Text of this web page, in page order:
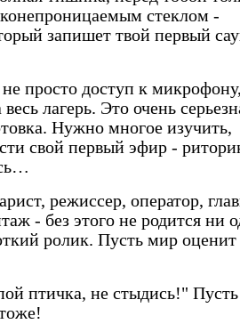
стеклом -
запишет твой первый
просто доступ к
лагерь. Это очень
Нужно многое изучить,
свой первый эфир -
режиссер, оператор,
- без этого не родится ни
ролик. Пусть мир оценит
птичка, не стыдись!" Пусть